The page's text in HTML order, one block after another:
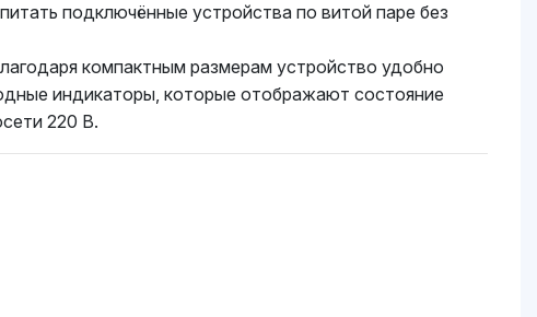
подключённые устройства по витой паре без
компактным размерам устройство удобно
индикаторы, которые отображают состояние
220 В.